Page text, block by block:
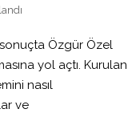
Özgür Özel
yol açtı. Kurulan
nasıl
ve